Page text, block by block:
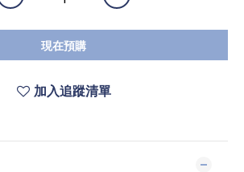
現在預購
加入追蹤清單